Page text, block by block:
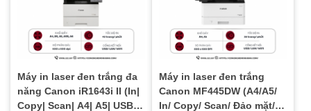
Máy in laser đen trắng đa
năng Canon iR1643i II (In|
Copy| Scan| A4| A5| USB|
Máy in laser đen trắng
Canon MF445DW (A4/A5/
In/ Copy/ Scan/ Đảo mặt/